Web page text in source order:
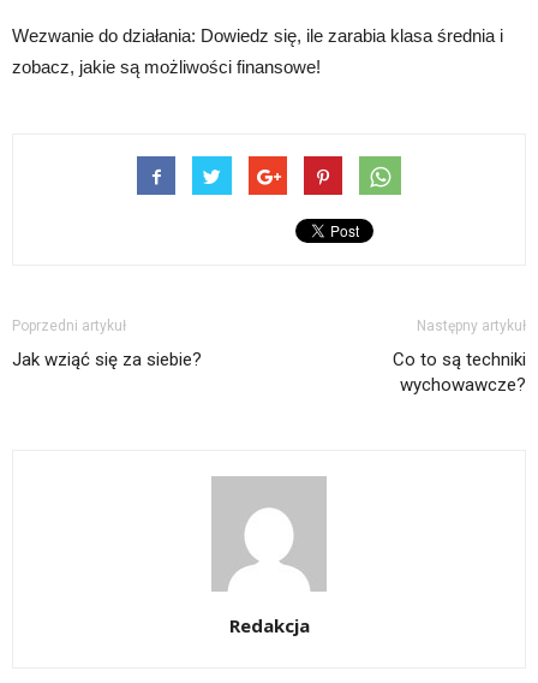
Wezwanie do działania: Dowiedz się, ile zarabia klasa średnia i
zobacz, jakie są możliwości finansowe!
Poprzedni artykuł
Jak wziąć się za siebie?
Następny artykuł
Co to są techniki
wychowawcze?
Redakcja